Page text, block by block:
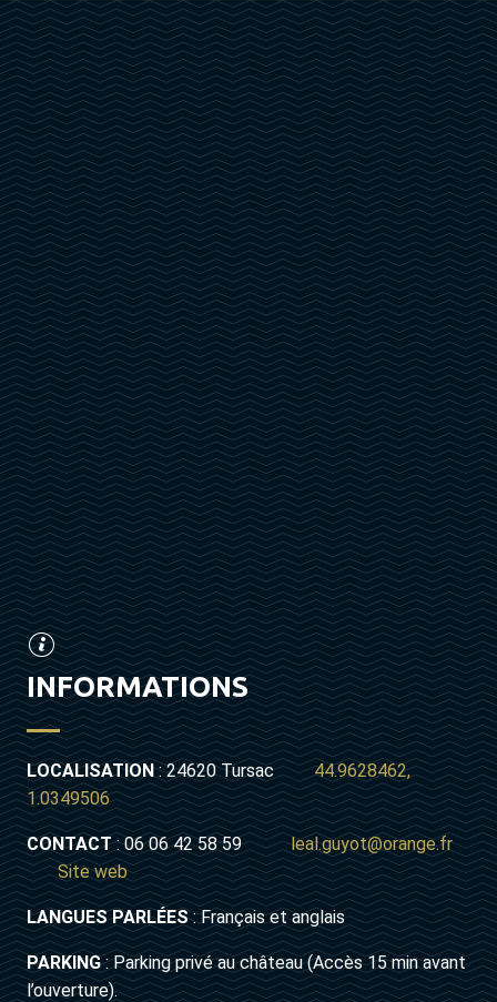
INFORMATIONS
LOCALISATION: 24620 Tursac44.9628462,
1.0349506
CONTACT: 06 06 42 58 59leal.guyot@orange.fr
Site web
LANGUES PARLÉES: Français et anglais
PARKING: Parking privé au château (Accès 15 min avant
l’ouverture).